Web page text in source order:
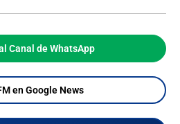
Canal de WhatsApp
en Google News